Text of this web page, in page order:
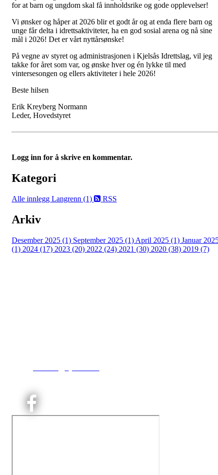
for at barn og ungdom skal få innholdsrike og gode opplevelser!
Vi ønsker og håper at 2026 blir et godt år og at enda flere barn og
unge får delta i idrettsaktiviteter, ha en god sosial arena og nå sine
mål i 2026! Det er vårt nyttårsønske!
På vegne av styret og administrasjonen i Kjelsås Idrettslag, vil jeg
takke for året som var, og ønske hver og én lykke til med
vintersesongen og ellers aktiviteter i hele 2026!
Beste hilsen
Erik Kreyberg Normann
Leder, Hovedstyret
Logg inn for å skrive en kommentar.
Kategori
Alle innlegg Langrenn (1) RSS
Arkiv
Desember 2025 (1) September 2025 (1) April 2025 (1) Januar
(1) 2024 (17) 2023 (20) 2022 (24) 2021 (30) 2020 (38) 2019 (7)